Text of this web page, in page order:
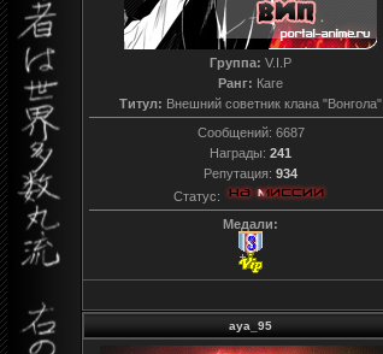
Группа: V.I.P
Ранг: Каге
Титул: Внешний советник клана "Вонгола"
Сообщений: 6687
Награды: 241
Репутация: 934
Статус:
Медали:
aya_95